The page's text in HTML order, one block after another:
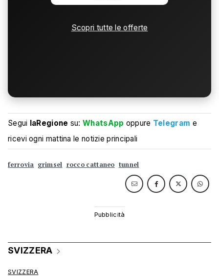
Scopri tutte le offerte
Segui laRegione su:WhatsApp oppure Telegram e
ricevi ogni mattina le notizie principali
ferrovia grimsel rocco cattaneo tunnel
SVIZZERA
SVIZZERA